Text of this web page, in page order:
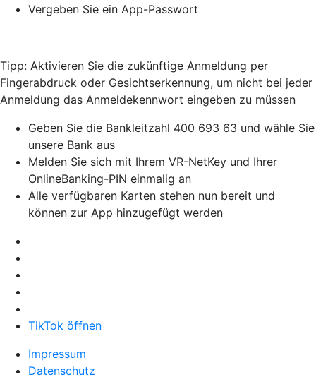
Vergeben Sie ein App-Passwort
Tipp: Aktivieren Sie die zukünftige Anmeldung per
Fingerabdruck oder Gesichtserkennung, um nicht bei jeder
Anmeldung das Anmeldekennwort eingeben zu müssen
Geben Sie die Bankleitzahl 400 693 63 und wähle Sie
unsere Bank aus
Melden Sie sich mit Ihrem VR-NetKey und Ihrer
OnlineBanking-PIN einmalig an
Alle verfügbaren Karten stehen nun bereit und
können zur App hinzugefügt werden
TikTok öffnen
Impressum
Datenschutz